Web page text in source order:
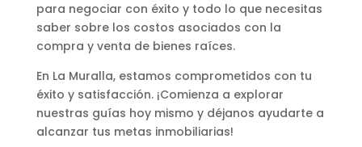
para negociar con éxito y todo lo que necesitas
saber sobre los costos asociados con la
compra y venta de bienes raíces.
En La Muralla, estamos comprometidos con tu
éxito y satisfacción. ¡Comienza a explorar
nuestras guías hoy mismo y déjanos ayudarte a
alcanzar tus metas inmobiliarias!